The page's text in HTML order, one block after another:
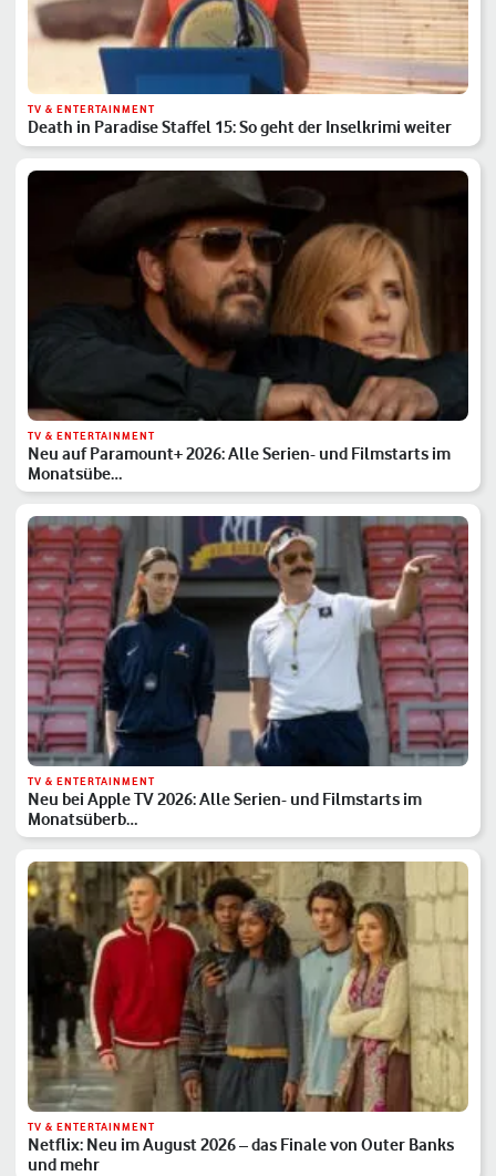
TV & ENTERTAINMENT
Death in Paradise Staffel 15: So geht der Inselkrimi weiter
TV & ENTERTAINMENT
Neu auf Paramount+ 2026: Alle Serien- und Filmstarts im
Monatsübe…
TV & ENTERTAINMENT
Neu bei Apple TV 2026: Alle Serien- und Filmstarts im
Monatsüberb…
TV & ENTERTAINMENT
Netflix: Neu im August 2026 – das Finale von Outer Banks
und mehr